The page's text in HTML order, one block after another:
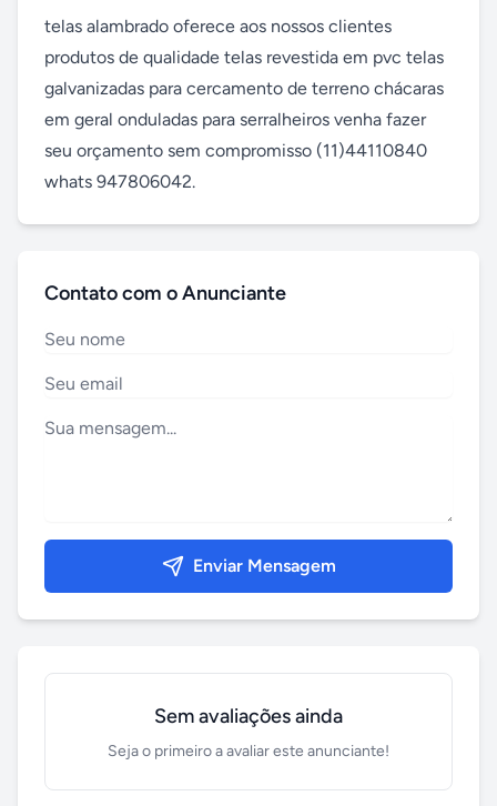
telas alambrado oferece aos nossos clientes
produtos de qualidade telas revestida em pvc telas
galvanizadas para cercamento de terreno chácaras
em geral onduladas para serralheiros venha fazer
seu orçamento sem compromisso (11)44110840
whats 947806042.
Contato com o Anunciante
Enviar Mensagem
Sem avaliações ainda
Seja o primeiro a avaliar este anunciante!